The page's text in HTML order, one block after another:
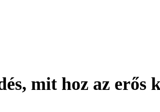
mit hoz az erős